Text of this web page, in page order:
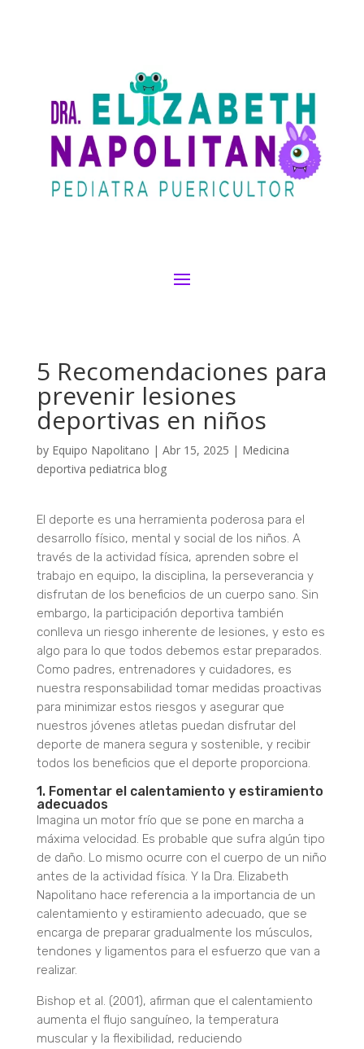
5 Recomendaciones para
prevenir lesiones
deportivas en niños
by Equipo Napolitano | Abr 15, 2025 | Medicina
deportiva pediatrica blog
El deporte es una herramienta poderosa para el
desarrollo físico, mental y social de los niños. A
través de la actividad física, aprenden sobre el
trabajo en equipo, la disciplina, la perseverancia y
disfrutan de los beneficios de un cuerpo sano. Sin
embargo, la participación deportiva también
conlleva un riesgo inherente de lesiones, y esto es
algo para lo que todos debemos estar preparados.
Como padres, entrenadores y cuidadores, es
nuestra responsabilidad tomar medidas proactivas
para minimizar estos riesgos y asegurar que
nuestros jóvenes atletas puedan disfrutar del
deporte de manera segura y sostenible, y recibir
todos los beneficios que el deporte proporciona.
1. Fomentar el calentamiento y estiramiento
adecuados
Imagina un motor frío que se pone en marcha a
máxima velocidad. Es probable que sufra algún tipo
de daño. Lo mismo ocurre con el cuerpo de un niño
antes de la actividad física. Y la Dra. Elizabeth
Napolitano hace referencia a la importancia de un
calentamiento y estiramiento adecuado, que se
encarga de preparar gradualmente los músculos,
tendones y ligamentos para el esfuerzo que van a
realizar.
Bishop et al. (2001), afirman que el calentamiento
aumenta el flujo sanguíneo, la temperatura
muscular y la flexibilidad, reduciendo